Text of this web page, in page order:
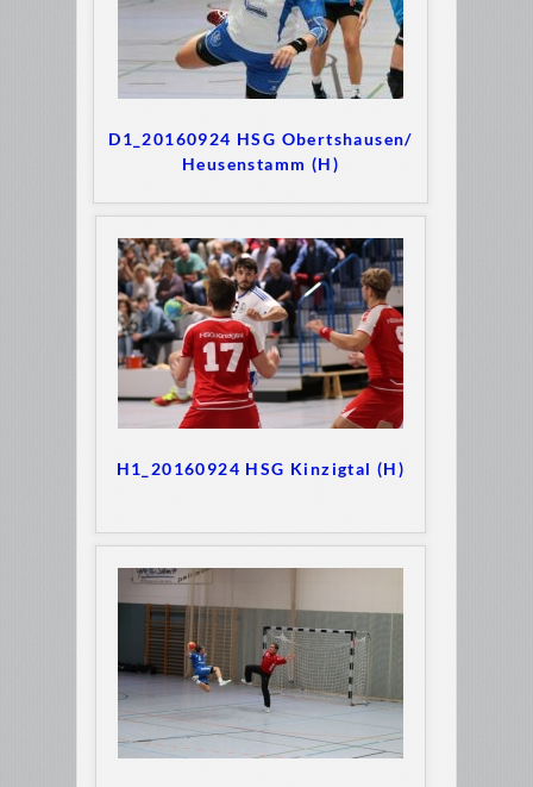
D1_20160924 HSG Obertshausen/
Heusenstamm (H)
H1_20160924 HSG Kinzigtal (H)